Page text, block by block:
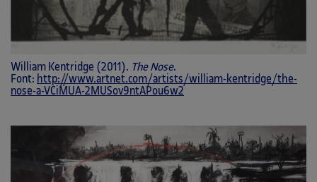
William Kentridge (2011). The Nose.
Font: http://www.artnet.com/artists/william-kentridge/the-
nose-a-VCiMUA-2MUSov9ntAPou6w2